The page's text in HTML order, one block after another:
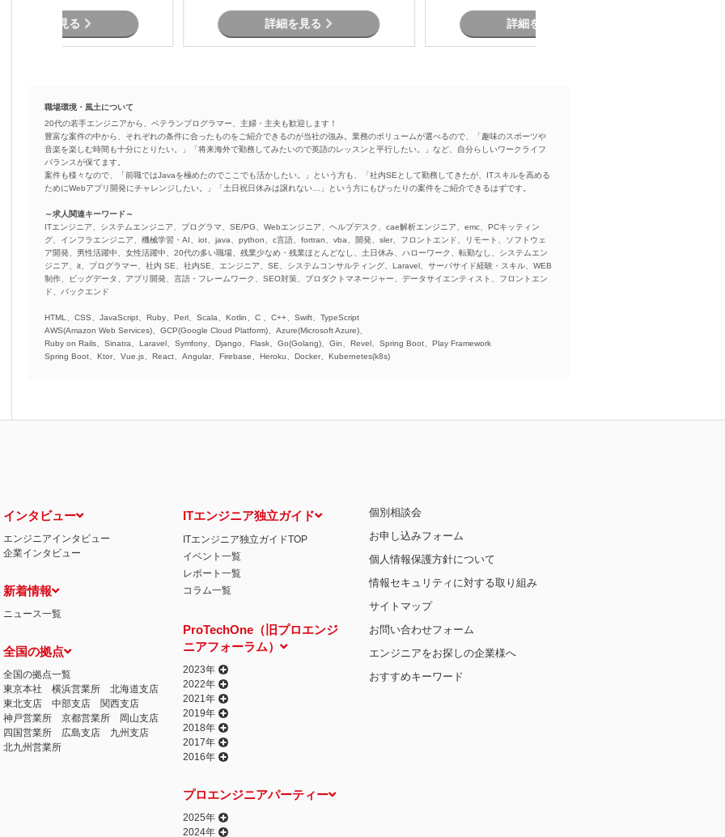
詳細を見る
各種報告 ・要件定義からリリースま
での推進支援
詳細を見る 詳細を見る
職場環境・風土について
20代の若手エンジニアから、ベテランプログラマー、主婦・主夫も歓迎します！
豊富な案件の中から、それぞれの条件に合ったものをご紹介できるのが当社の強み。業務のボリュームが選べるので、「趣味のスポーツや
音楽を楽しむ時間も十分にとりたい。」「将来海外で勤務してみたいので英語のレッスンと平行したい。」など、自分らしいワークライフ
バランスが保てます。
案件も様々なので、「前職ではJavaを極めたのでここでも活かしたい。」という方も、「社内SEとして勤務してきたが、ITスキルを高める
ためにWebアプリ開発にチャレンジしたい。」「土日祝日休みは譲れない…」という方にもぴったりの案件をご紹介できるはずです。
～求人関連キーワード～
ITエンジニア、システムエンジニア、プログラマ、SE/PG、Webエンジニア、ヘルプデスク、cae解析エンジニア、emc、PCキッティン
グ、インフラエンジニア、機械学習・AI、iot、java、python、c言語、fortran、vba、開発、sler、フロントエンド、リモート、ソフトウェ
ア開発、男性活躍中、女性活躍中、20代の多い職場、残業少なめ・残業ほとんどなし、土日休み、ハローワーク、転勤なし、システムエン
ジニア、it、プログラマー、社内 SE、社内SE、エンジニア、SE、システムコンサルティング、Laravel、サーバサイド経験・スキル、WEB
制作、ビッグデータ、アプリ開発、言語・フレームワーク、SEO対策、プロダクトマネージャー、データサイエンティスト、フロントエン
ド、バックエンド
HTML、CSS、JavaScript、Ruby、Perl、Scala、Kotlin、C 、C++、Swift、TypeScript
AWS(Amazon Web Services)、GCP(Google Cloud Platform)、Azure(Microsoft Azure)、
Ruby on Rails、Sinatra、Laravel、Symfony、Django、Flask、Go(Golang)、Gin、Revel、Spring Boot、Play Framework
Spring Boot、Ktor、Vue.js、React、Angular、Firebase、Heroku、Docker、Kubernetes(k8s)
インタビュー
エンジニアインタビュー
企業インタビュー
新着情報
ニュース一覧
全国の拠点
全国の拠点一覧
東京本社
横浜営業所
北海道支店
東北支店
中部支店
関西支店
神戸営業所
京都営業所
岡山支店
四国営業所
広島支店
九州支店
北九州営業所
ITエンジニア独立ガイド
ITエンジニア独立ガイドTOP
イベント一覧
レポート一覧
コラム一覧
ProTechOne（旧プロエンジ
ニアフォーラム）
2023年
2022年
2021年
2019年
2018年
2017年
2016年
プロエンジニアパーティー
2025年
2024年
個別相談会
お申し込みフォーム
個人情報保護方針について
情報セキュリティに対する取り組み
サイトマップ
お問い合わせフォーム
エンジニアをお探しの企業様へ
おすすめキーワード